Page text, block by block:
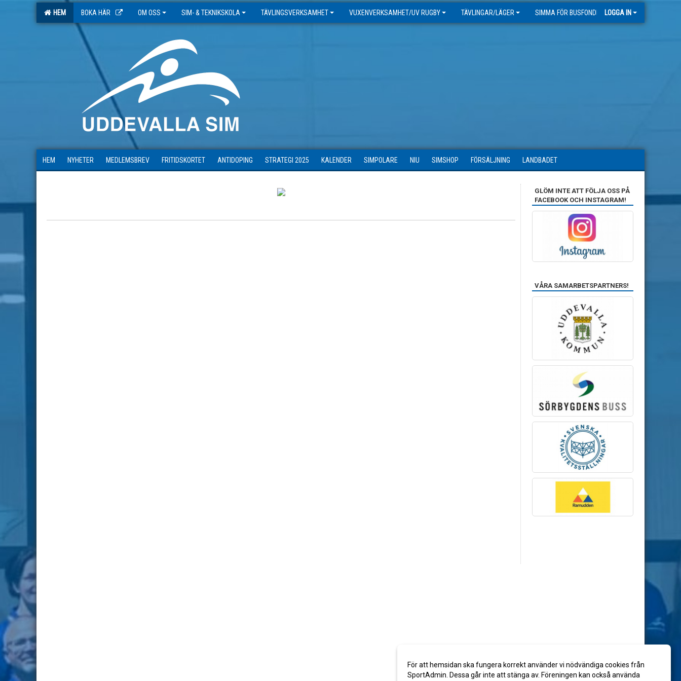
HEM BOKA HÄR OM OSS SIM- & TEKNIKSKOLA TÄVLINGSVERKSAMHET VUXENVERKSAMHET/UV RUGBY TÄVLINGAR/LÄGER SIMMA FÖR BUSFONDEN LOGGA IN
HEM NYHETER MEDLEMSBREV FRITIDSKORTET ANTIDOPING STRATEGI 2025 KALENDER SIMPOLARE NIU SIMSHOP FÖRSÄLJNING LANDBADET
GLÖM INTE ATT FÖLJA OSS PÅ
FACEBOOK OCH INSTAGRAM!
VÅRA SAMARBETSPARTNERS!
För att hemsidan ska fungera korrekt använder vi nödvändiga cookies från
SportAdmin. Dessa går inte att stänga av. Föreningen kan också använda